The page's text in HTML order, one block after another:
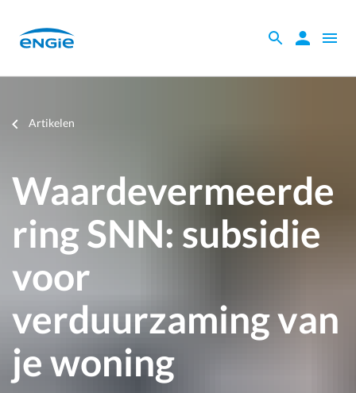
mainZoeken
de
Zoeken
Open
Je
Artikelen
Waardevermeerde
ring SNN: subsidie
voor
verduurzaming van
je woning